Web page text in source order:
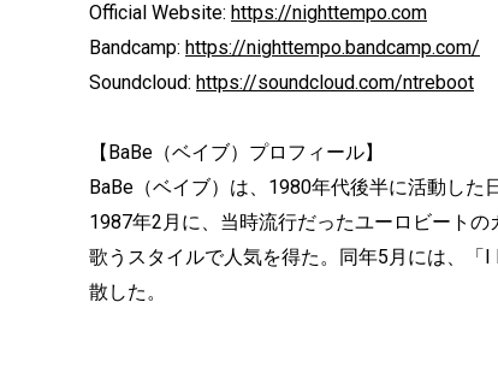
Official Website: https://nighttempo.com
Bandcamp: https://nighttempo.bandcamp.com/
Soundcloud: https://soundcloud.com/ntreboot
【BaBe（ベイブ）プロフィール】
BaBe（ベイブ）は、1980年代後半に活動した
1987年2月に、当時流行だったユーロビート
歌うスタイルで人気を得た。同年5月には、「
散した。